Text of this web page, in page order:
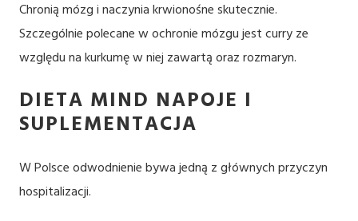
Chronią mózg i naczynia krwionośne skutecznie.
Szczególnie polecane w ochronie mózgu jest curry ze
względu na kurkumę w niej zawartą oraz rozmaryn.
DIETA MIND NAPOJE I
SUPLEMENTACJA
W Polsce odwodnienie bywa jedną z głównych przyczyn
hospitalizacji.